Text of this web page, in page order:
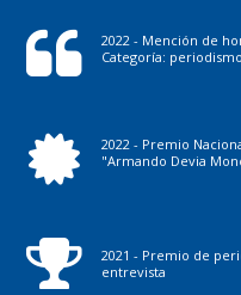
2022 - Mención de
Categoría:
2022 - Premio
"Armando Devia
2021 - Premio de
entrevista